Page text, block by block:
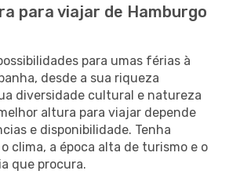
para viajar de Hamburgo
para umas férias à
desde a sua riqueza
diversidade cultural e natureza
altura para viajar depende
e disponibilidade. Tenha
clima, a época alta de turismo e o
que procura.